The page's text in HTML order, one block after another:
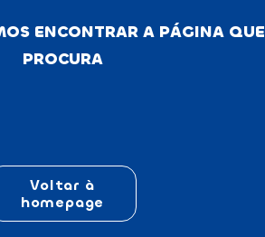
ENCONTRAR A PÁGINA QUE
PROCURA
Voltar à
homepage